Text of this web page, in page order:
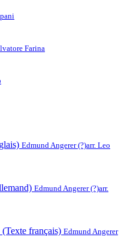
Farina
Edmund Angerer (?)arr. Leo
Edmund Angerer (?)arr.
français) Edmund Angerer